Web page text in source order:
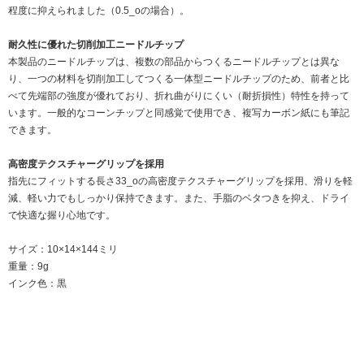
程度に抑えられました（0.5_oの場合）。
耐久性に優れた切削加工ニードルチップ
本製品のニードルチップは、複数の部品からつくるニードルチップとは異な
り、一つの材料を切削加工してつくる一体型ニードルチップのため、前者と比
べて先端部の強度が優れており、折れ曲がりにくい（耐折損性）特性を持って
います。一般的なコーンチップと同感覚で使用でき、複写カーボン紙にも筆記
できます。
高密度テクスチャーグリップを採用
指先にフィットする長さ33_oの高密度テクスチャーグリップを採用、滑りを軽
減、軽い力でもしっかり保持できます。また、手脂のベタつきを抑え、ドライ
で快適な握り心地です。
サイズ：10×14×144ミリ
重量：9g
インク色：黒